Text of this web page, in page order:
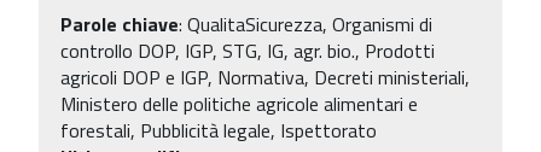
Parole chiave: QualitaSicurezza, Organismi di
controllo DOP, IGP, STG, IG, agr. bio., Prodotti
agricoli DOP e IGP, Normativa, Decreti ministeriali,
Ministero delle politiche agricole alimentari e
forestali, Pubblicità legale, Ispettorato